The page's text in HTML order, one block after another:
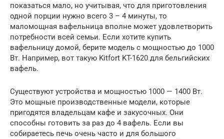
показаться мало, но учитывая, что для приготовления
одной порции нужно всего 3 – 4 минуты, то
маломощная вафельница вполне может удовлетворить
потребности всей семьи. Если хотите купить
вафельницу домой, берите модель с мощностью до 1000
Вт. Например, вот такую Kitfort KT-1620 для бельгийских
вафель.
Существуют устройства и мощностью 1000 — 1400 Вт.
Это мощные производственные модели, которые
пригодятся владельцам кафе и закусочных. Они
способны готовить за раз до 4 вафель. Если вы
собираетесь печь очень часто и для большого